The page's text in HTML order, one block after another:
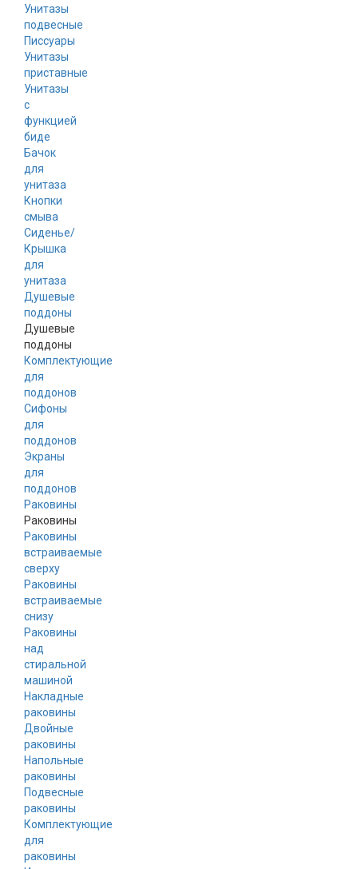
Унитазы
подвесные
Писсуары
Унитазы
приставные
Унитазы
с
функцией
биде
Бачок
для
унитаза
Кнопки
смыва
Сиденье/
Крышка
для
унитаза
Душевые
поддоны
Душевые
поддоны
Комплектующие
для
поддонов
Сифоны
для
поддонов
Экраны
для
поддонов
Раковины
Раковины
Раковины
встраиваемые
сверху
Раковины
встраиваемые
снизу
Раковины
над
стиральной
машиной
Накладные
раковины
Двойные
раковины
Напольные
раковины
Подвесные
раковины
Комплектующие
для
раковины